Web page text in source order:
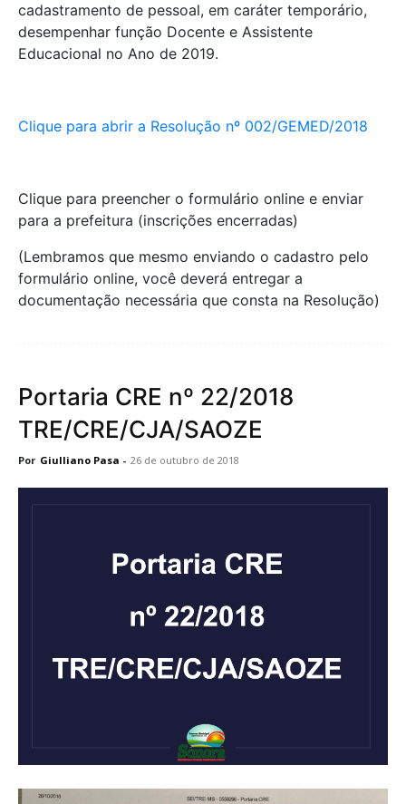
cadastramento de pessoal, em caráter temporário,
desempenhar função Docente e Assistente
Educacional no Ano de 2019.
Clique para abrir a Resolução nº 002/GEMED/2018
Clique para preencher o formulário online e enviar
para a prefeitura (inscrições encerradas)
(Lembramos que mesmo enviando o cadastro pelo
formulário online, você deverá entregar a
documentação necessária que consta na Resolução)
Portaria CRE nº 22/2018
TRE/CRE/CJA/SAOZE
Por Giulliano Pasa - 26 de outubro de 2018